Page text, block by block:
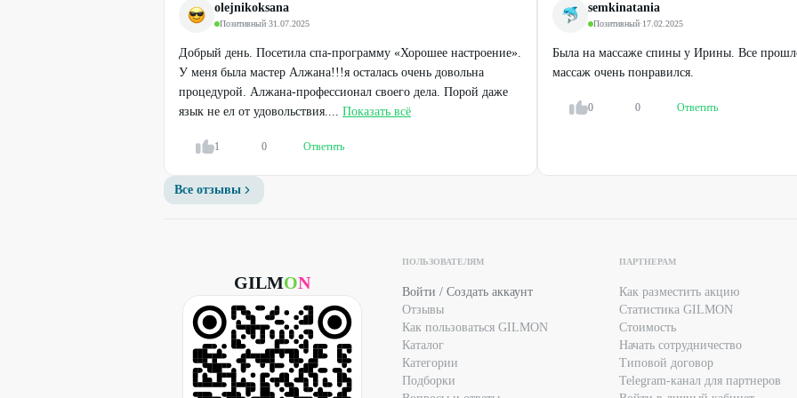
Стоимость оплачивается на месте.
Промокод не суммируется с другими действующими предложениями салона.
ПРЕДУПРЕЖДАЕМ О НЕОБХОДИМОСТИ ПОЛУЧЕНИЯ КОНСУЛЬТАЦИИ У ВРАЧА-
СПЕЦИАЛИСТА ПО ОКАЗЫВАЕМЫМ УСЛУГАМ И ПРОТИВОПОКАЗАНИЯМ.
1300₽1900₽ от340₽
%
Легенда
RF-лифтинг лица, элос-терапия,
мезотерапия и массаж лица
сферами
Массаж тела: классический, ног и
стоп, антицеллюлитный
Миостимуляция, прессотерапия и
кавитация
olejnikoksana
Позитивный·31.07.2025
Добрый день. Посетила спа-программу «Хорошее настроение».
У меня была мастер Алжана!!!я осталась очень довольна
процедурой. Алжана-профессионал своего дела. Порой даже
язык не ел от удовольствия.... Показать всё
1 0 Ответить
semkinatania
Позитивный·17.02.2025
Была на массаже спины у Ирины. Все
массаж очень понравился.
0 0 Ответить
Все отзывы
GILMON
ПОЛЬЗОВАТЕЛЯМ
Войти / Создать аккаунт
Отзывы
Как пользоваться GILMON
Каталог
Категории
Подборки
ПАРТНЕРАМ
Как разместить акцию
Статистика GILMON
Стоимость
Начать сотрудничество
Типовой договор
Telegram-канал для партнеров